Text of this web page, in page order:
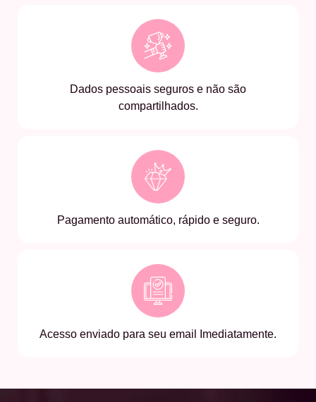
Dados pessoais seguros e não são
compartilhados.
Pagamento automático, rápido e seguro.
Acesso enviado para seu email Imediatamente.